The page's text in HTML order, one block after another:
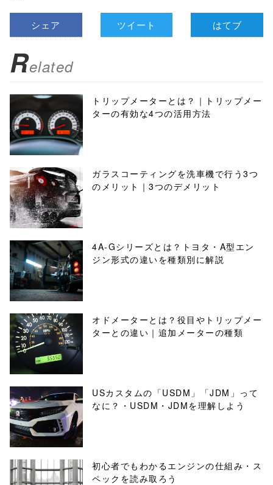
シェア ツイート はてブ
Related
トリップメーターとは？｜トリップメー
ターの有効な4つの活用方法
ガラスコーティングを洗車機で行う3つ
のメリット｜3つのデメリット
4A-Gシリーズとは？トヨタ・A型エン
ジン形式の違いを種類別に解説
オドメーターとは？役目やトリップメー
ターとの違い｜追加メーターの種類
USカスタムの「USDM」「JDM」って
なに？・USDM・JDMを理解しよう
初心者でもわかるエンジンの仕組み・ス
ペックを読み取ろう